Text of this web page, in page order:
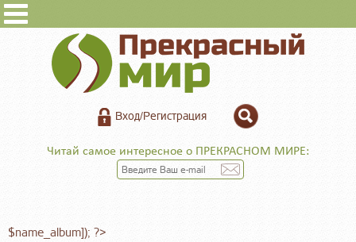
Вход/Регистрация
Читай самое интересное о ПРЕКРАСНОМ МИРЕ:
$name_album]); ?>